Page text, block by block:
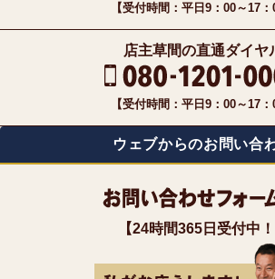
【受付時間：平日9：00～17：
店主草間の直通ダイヤ
【受付時間：平日9：00～17：
ウェブからのお問い合
【24時間365日受付中！